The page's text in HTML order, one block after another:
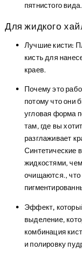
пятнистого
Для жидкого
Лучшие кисти:
кисть для
краев.
Почему это
потому что они
угловая форма
там, где вы
разглаживает
Синтетические
жидкостями,
очищаются., что
Эффект,
выделение,
комбинация
и полировку